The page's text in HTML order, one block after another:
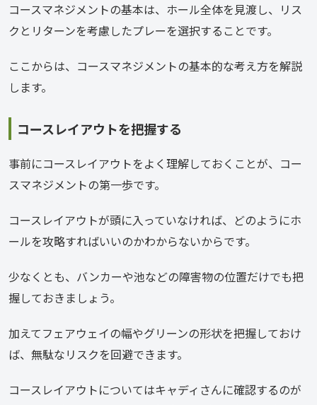
コースマネジメントの基本は、ホール全体を見渡し、リス
クとリターンを考慮したプレーを選択することです。
ここからは、コースマネジメントの基本的な考え方を解説
します。
コースレイアウトを把握する
事前にコースレイアウトをよく理解しておくことが、コー
スマネジメントの第一歩です。
コースレイアウトが頭に入っていなければ、どのようにホ
ールを攻略すればいいのかわからないからです。
少なくとも、バンカーや池などの障害物の位置だけでも把
握しておきましょう。
加えてフェアウェイの幅やグリーンの形状を把握しておけ
ば、無駄なリスクを回避できます。
コースレイアウトについてはキャディさんに確認するのが